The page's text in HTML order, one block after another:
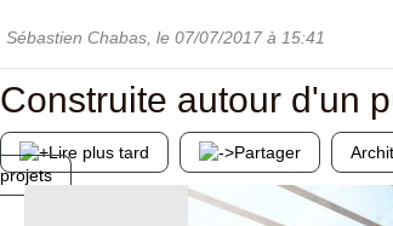
Sébastien Chabas , le 07/07/2017 à 15:41
Construite autour d'un
Lire plus tard Partager
projets